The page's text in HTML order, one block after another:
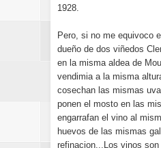
1928.
Pero, si no me equivoco
dueño de dos viñedos
en la misma aldea de
vendimia a la misma
cosechan las mismas
ponen el mosto en las
engarrafan el vino al
huevos de las mismas
refinacion...Los vinos